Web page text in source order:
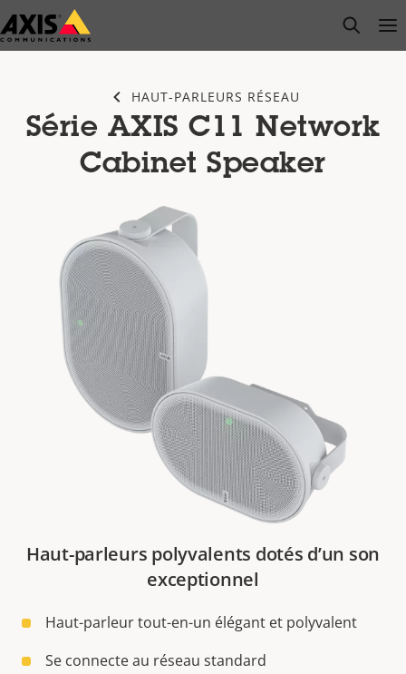
Passer
au
open
HAUT-PARLEURS RÉSEAU
Série AXIS C11 Network
Cabinet Speaker
Haut-parleurs polyvalents dotés d’un son
exceptionnel
Haut-parleur tout-en-un élégant et polyvalent
Se connecte au réseau standard